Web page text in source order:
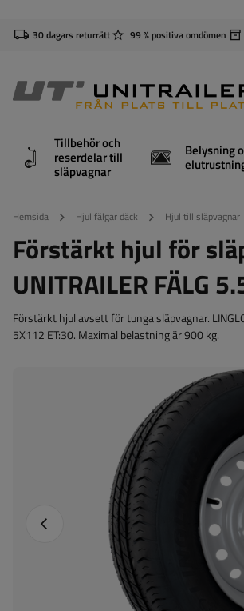
30 dagars returrätt 99 % positiva omdömen
Tillbehör och
reserdelar till
släpvagnar
Belysning
Hemsida Hjul fälgar däck Hjul till släpvagnar
Förstärkt hjul för
UNITRAILER FÄLG
Förstärkt hjul avsett för tunga släpvagnar.
5X112 ET:30. Maximal belastning är 900 kg.
Föregående foto